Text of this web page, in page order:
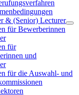
& (Senior) Lecturer
für Bewerberinnen
für
und
für die Auswahl- und